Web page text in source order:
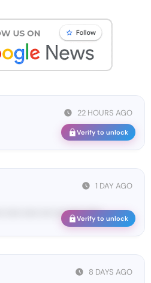
22 HOURS AGO
Verify to unlock
1 DAY AGO
••••• ••••• •••• •••• •••• ••••••Verify to unlock
8 DAYS AGO